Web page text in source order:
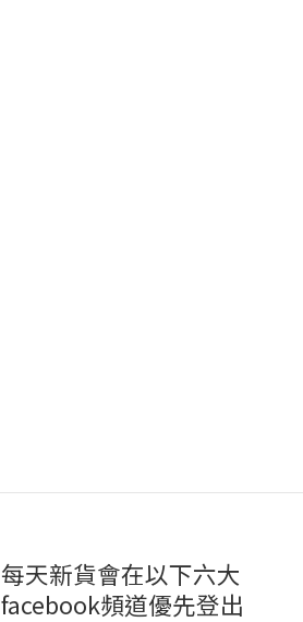
每天新貨會在以下六大
facebook頻道優先登出